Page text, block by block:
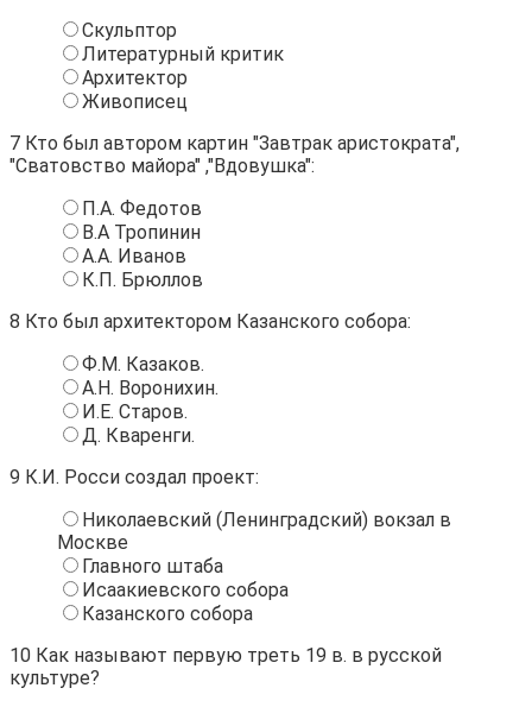
Скульптор
Литературный критик
Архитектор
Живописец
7 Кто был автором картин "Завтрак аристократа",
"Сватовство майора" ,"Вдовушка":
П.А. Федотов
В.А Тропинин
А.А. Иванов
К.П. Брюллов
8 Кто был архитектором Казанского собора:
Ф.М. Казаков.
А.Н. Воронихин.
И.Е. Старов.
Д. Кваренги.
9 К.И. Росси создал проект:
Николаевский (Ленинградский) вокзал в
Москве
Главного штаба
Исаакиевского собора
Казанского собора
10 Как называют первую треть 19 в. в русской
культуре?